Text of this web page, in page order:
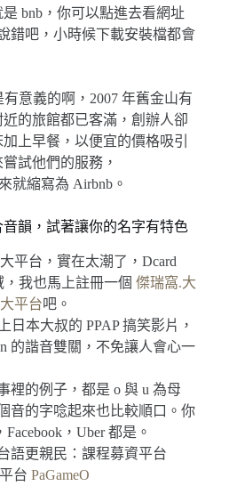
bnb，你可以點進去看網址
錯吧，小時候下載安裝檔都會
意義的啊，2007 年舊金山有
的旅館都已客滿，創辦人卻
上早餐，以便宜的價格吸引
試他們的服務，
就縮寫為 Airbnb。
韻，試著讓你的名字有特色
平台，實在太潮了，Dcard
我也馬上註冊一個 傑瑞窩.大
平台吧。
日本大叔的 PPAP 搞笑影片，
的諧音雙關，不免讓人會心一
裡的例子，都是 o 與 u 為母
音的字唸起來也比較順口。你
Facebook，Uber 都是。
語更親民：課程募資平台
台 PaGameO